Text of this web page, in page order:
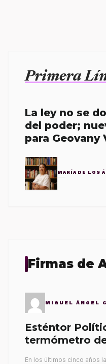
Primera
La ley no se
del poder;
para Geovany
MARÍA DE LOS
Firmas de
MIGUEL ÁNGEL
Esténtor
termómetro
En los últimos cinco años